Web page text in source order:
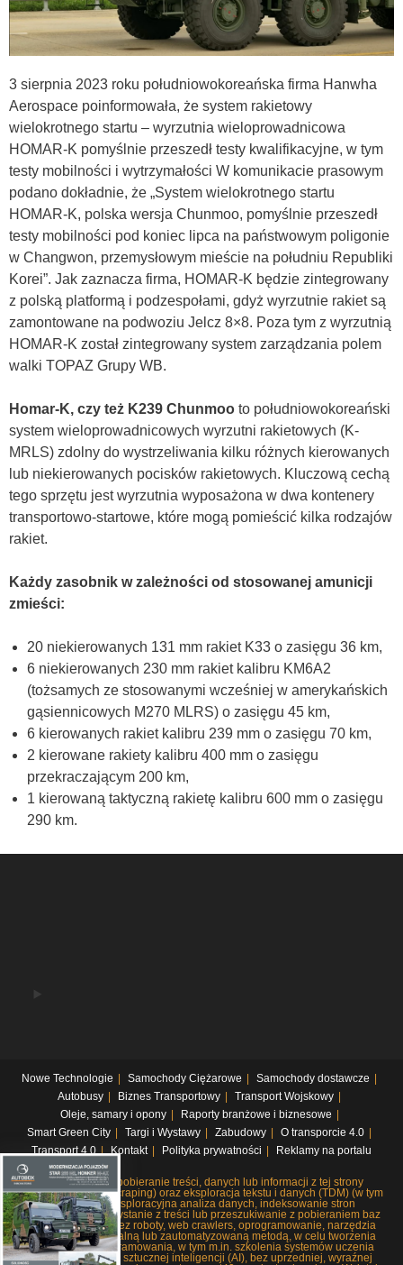
3 sierpnia 2023 roku południowokoreańska firma Hanwha
Aerospace poinformowała, że system rakietowy
wielokrotnego startu – wyrzutnia wieloprowadnicowa
HOMAR-K pomyślnie przeszedł testy kwalifikacyjne, w tym
testy mobilności i wytrzymałości W komunikacie prasowym
podano dokładnie, że „System wielokrotnego startu
HOMAR-K, polska wersja Chunmoo, pomyślnie przeszedł
testy mobilności pod koniec lipca na państwowym poligonie
w Changwon, przemysłowym mieście na południu Republiki
Korei”. Jak zaznacza firma, HOMAR-K będzie zintegrowany
z polską platformą i podzespołami, gdyż wyrzutnie rakiet są
zamontowane na podwoziu Jelcz 8×8. Poza tym z wyrzutnią
HOMAR-K został zintegrowany system zarządzania polem
walki TOPAZ Grupy WB.
Homar-K, czy też K239 Chunmoo to południowokoreański
system wieloprowadnicowych wyrzutni rakietowych (K-
MRLS) zdolny do wystrzeliwania kilku różnych kierowanych
lub niekierowanych pocisków rakietowych. Kluczową cechą
tego sprzętu jest wyrzutnia wyposażona w dwa kontenery
transportowo-startowe, które mogą pomieścić kilka rodzajów
rakiet.
Każdy zasobnik w zależności od stosowanej amunicji
zmieści:
20 niekierowanych 131 mm rakiet K33 o zasięgu 36 km,
6 niekierowanych 230 mm rakiet kalibru KM6A2
(tożsamych ze stosowanymi wcześniej w amerykańskich
gąsiennicowych M270 MLRS) o zasięgu 45 km,
6 kierowanych rakiet kalibru 239 mm o zasięgu 70 km,
2 kierowane rakiety kalibru 400 mm o zasięgu
przekraczającym 200 km,
1 kierowaną taktyczną rakietę kalibru 600 mm o zasięgu
290 km.
Nowe Technologie Samochody Ciężarowe
Samochody dostawcze
Autobusy
Biznes Transportowy
Transport Wojskowy
Oleje, samary i opony
Raporty branżowe i biznesowe
Smart Green City
Targi i Wystawy Zabudowy
O transporcie 4.0
Transport 4.0
Kontakt Polityka prywatności Reklamy na portalu
Systematyczne pobieranie treści, danych lub informacji z tej strony
internetowej (web scraping) oraz eksploracja tekstu i danych (TDM) (w tym
pobieranie i eksploracyjna analiza danych, indeksowanie stron
internetowych, korzystanie z treści lub przeszukiwanie z pobieraniem baz
danych), czy to przez roboty, web crawlers, oprogramowanie, narzędzia
lub dowolną manualną lub zautomatyzowaną metodą, w celu tworzenia
lub rozwoju oprogramowania, w tym m.in. szkolenia systemów uczenia
maszynowego lub sztucznej inteligencji (AI), bez uprzedniej, wyraźnej